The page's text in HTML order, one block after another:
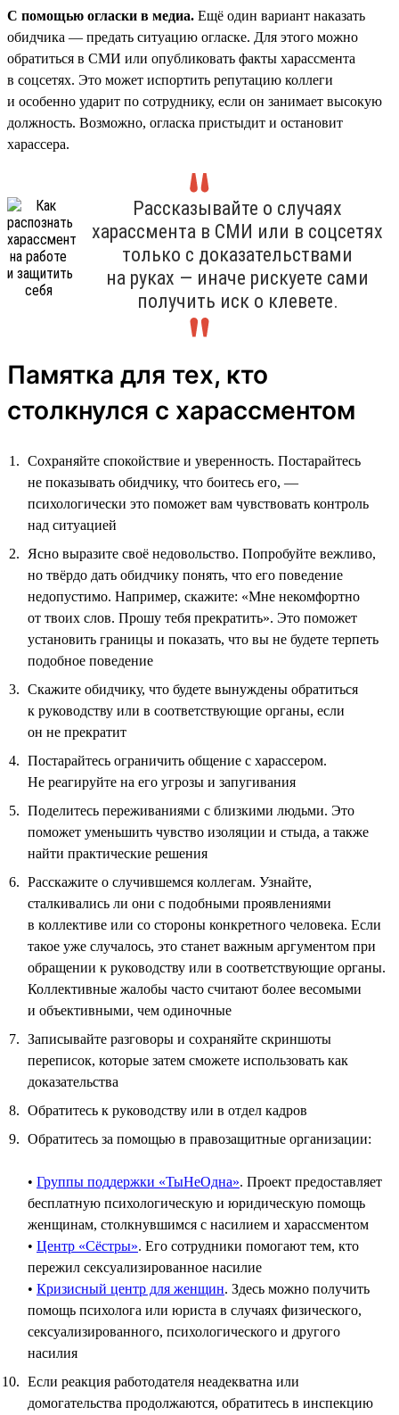
С помощью огласки в медиа. Ещё один вариант наказать
обидчика — предать ситуацию огласке. Для этого можно
обратиться в СМИ или опубликовать факты харассмента
в соцсетях. Это может испортить репутацию коллеги
и особенно ударит по сотруднику, если он занимает высокую
должность. Возможно, огласка пристыдит и остановит
харассера.
Рассказывайте о случаях
харассмента в СМИ или в соцсетях
только с доказательствами
на руках — иначе рискуете сами
получить иск о клевете.
Памятка для тех, кто
столкнулся с харассментом
Сохраняйте спокойствие и уверенность. Постарайтесь
не показывать обидчику, что боитесь его, —
психологически это поможет вам чувствовать контроль
над ситуацией
Ясно выразите своё недовольство. Попробуйте вежливо,
но твёрдо дать обидчику понять, что его поведение
недопустимо. Например, скажите: «Мне некомфортно
от твоих слов. Прошу тебя прекратить». Это поможет
установить границы и показать, что вы не будете терпеть
подобное поведение
Скажите обидчику, что будете вынуждены обратиться
к руководству или в соответствующие органы, если
он не прекратит
Постарайтесь ограничить общение с харассером.
Не реагируйте на его угрозы и запугивания
Поделитесь переживаниями с близкими людьми. Это
поможет уменьшить чувство изоляции и стыда, а также
найти практические решения
Расскажите о случившемся коллегам. Узнайте,
сталкивались ли они с подобными проявлениями
в коллективе или со стороны конкретного человека. Если
такое уже случалось, это станет важным аргументом при
обращении к руководству или в соответствующие органы.
Коллективные жалобы часто считают более весомыми
и объективными, чем одиночные
Записывайте разговоры и сохраняйте скриншоты
переписок, которые затем сможете использовать как
доказательства
Обратитесь к руководству или в отдел кадров
Обратитесь за помощью в правозащитные организации:
• Группы поддержки «ТыНеОдна». Проект предоставляет
бесплатную психологическую и юридическую помощь
женщинам, столкнувшимся с насилием и харассментом
• Центр «Сёстры». Его сотрудники помогают тем, кто
пережил сексуализированное насилие
• Кризисный центр для женщин. Здесь можно получить
помощь психолога или юриста в случаях физического,
сексуализированного, психологического и другого
насилия
Если реакция работодателя неадекватна или
домогательства продолжаются, обратитесь в инспекцию